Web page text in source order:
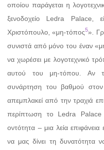
οποίου παράγεται η
ξενοδοχείο Ledra Palace,
Χριστόπουλο, «μη-τόπος5».
συνιστά από μόνο του έναν
να χωρέσει με λογοτεχνικό
αυτού του μη-τόπου. Αν το
συνάρτηση του βαθμού
απεμπλακεί από την τραχιά
περίπτωση το Ledra Palace
οντότητα – μια λεία
να μας δίνει τη δυνατότητα